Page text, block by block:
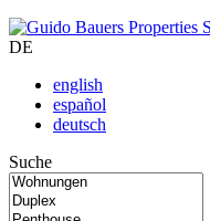
DE
english
español
deutsch
Suche